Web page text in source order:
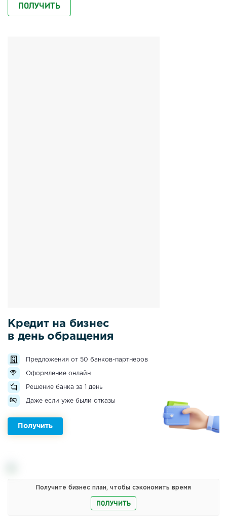
ПОЛУЧИТЬ
Кредит на бизнес
в день обращения
Предложения от 50 банков-партнеров
Оформление онлайн
Решение банка за 1 день
Даже если уже были отказы
Получить
Получите бизнес план, чтобы сэкономить время
ПОЛУЧИТЬ